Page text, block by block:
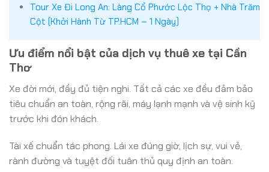
Tour Xe Đi Long An: Làng Cổ Phước Lộc Thọ + Nhà Trăm
Cột (Khởi Hành Từ TP.HCM – 1 Ngày)
Ưu điểm nổi bật của dịch vụ thuê xe tại Cần
Thơ
Xe đời mới, đầy đủ tiện nghi. Tất cả các xe đều đảm bảo
tiêu chuẩn an toàn, rộng rãi, máy lạnh mạnh và vệ sinh kỹ
trước khi đón khách.
Tài xế chuẩn tác phong. Lái xe đúng giờ, lịch sự, vui vẻ,
rành đường và tuyệt đối tuân thủ quy định an toàn.